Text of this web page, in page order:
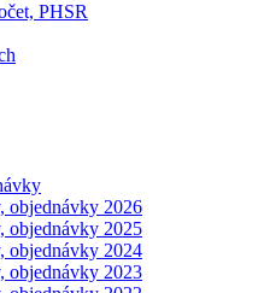
PHSR
objednávky 2026
objednávky 2025
objednávky 2024
objednávky 2023